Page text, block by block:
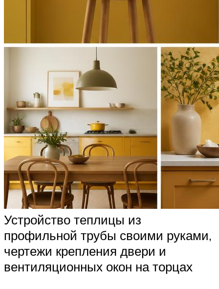
Устройство теплицы из
профильной трубы своими руками,
чертежи крепления двери и
вентиляционных окон на торцах